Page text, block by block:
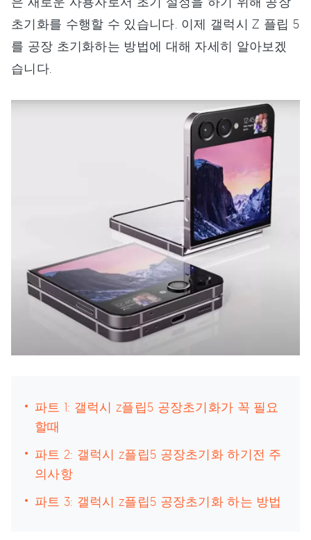
초기화를 수행할 수 있습니다. 이제 갤럭시 Z 플립 5
를 공장 초기화하는 방법에 대해 자세히 알아보겠
습니다.
파트 1: 갤럭시 z플립5 공장초기화가 꼭 필요
할때
파트 2: 갤럭시 z플립5 공장초기화 하기전 주
의사항
파트 3: 갤럭시 z플립5 공장초기화 하는 방법